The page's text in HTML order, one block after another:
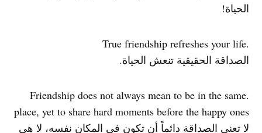
الحياة!
.True friendship refreshes your life
الصداقة الحقيقية تنعش الحياة.
.Friendship does not always mean to be in the same
place, yet to share hard moments before the happy ones
لا تعني الصداقة دائماً أن تكون في المكان نفسه، لا هي